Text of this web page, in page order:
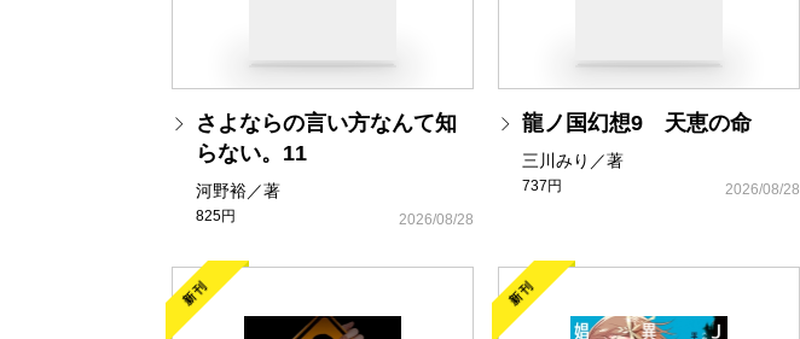
さよならの言い方なんて知
らない。11
河野裕／著
825円 2026/08/28
龍ノ国幻想9 天恵の命
三川みり／著
737円 2026/08/28
新刊 新刊